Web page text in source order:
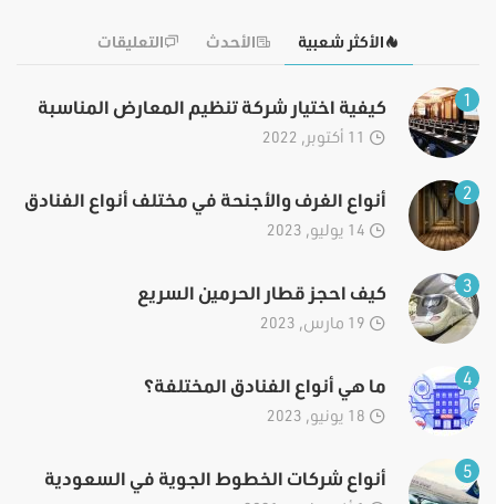
الأكثر شعبية الأحدث التعليقات
1 كيفية اختيار شركة تنظيم المعارض المناسبة
2 أنواع الغرف والأجنحة في مختلف أنواع الفنادق
3 كيف احجز قطار الحرمين السريع
4 ما هي أنواع الفنادق المختلفة؟
5 أنواع شركات الخطوط الجوية في السعودية